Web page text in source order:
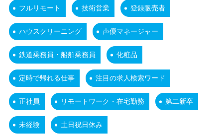
フルリモート 技術営業 登録販売者
ハウスクリーニング 声優マネージャー
鉄道乗務員・船舶乗務員 化粧品
定時で帰れる仕事 注目の求人検索ワード
正社員 リモートワーク・在宅勤務 第二新卒
未経験 土日祝日休み